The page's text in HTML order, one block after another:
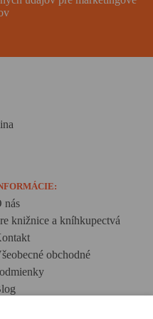
nás
knižnice a kníhkupectvá
obchodné